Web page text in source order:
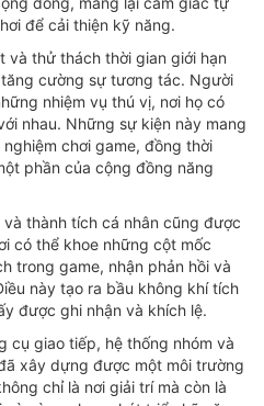
để cải thiện kỹ năng.
và thử thách thời gian giới hạn
cường sự tương tác. Người
nhiệm vụ thú vị, nơi họ có
nhau. Những sự kiện này mang
chơi game, đồng thời
phần của cộng đồng năng
thành tích cá nhân cũng được
có thể khoe những cột mốc
trong game, nhận phản hồi và
này tạo ra bầu không khí tích
được ghi nhận và khích lệ.
cụ giao tiếp, hệ thống nhóm và
xây dựng được một môi trường
chỉ là nơi giải trí mà còn là